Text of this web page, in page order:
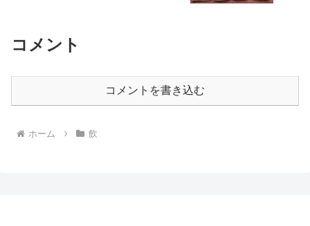
コメント
コメントを書き込む
ホーム 飲